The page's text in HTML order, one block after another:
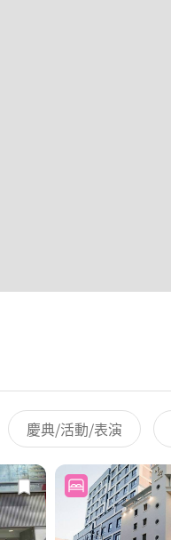
慶典/活動/表演